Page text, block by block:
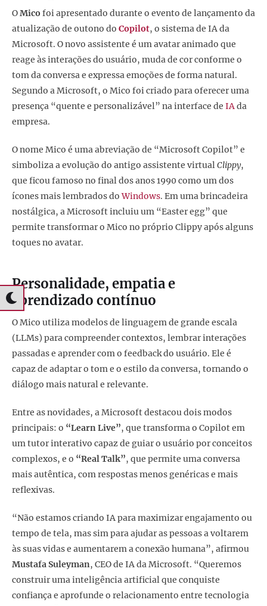
OMico foi apresentado durante o evento de lançamento da
atualização de outono do Copilot, o sistema de IA da
Microsoft. O novo assistente é um avatar animado que
reage às interações do usuário, muda de cor conforme o
tom da conversa e expressa emoções de forma natural.
Segundo a Microsoft, o Mico foi criado para oferecer uma
presença “quente e personalizável” na interface de IAda
empresa.
O nome Mico é uma abreviação de “Microsoft Copilot” e
simboliza a evolução do antigo assistente virtualClippy,
que ficou famoso no final dos anos 1990 como um dos
ícones mais lembrados doWindows. Em uma brincadeira
nostálgica, a Microsoft incluiu um “Easter egg” que
permite transformar o Mico no próprio Clippy após alguns
toques no avatar.
Personalidade, empatia e
aprendizado contínuo
O Mico utiliza modelos de linguagem de grande escala
(LLMs) para compreender contextos, lembrar interações
passadas e aprender com o feedback do usuário. Ele é
capaz de adaptar o tom e o estilo da conversa, tornando o
diálogo mais natural e relevante.
Entre as novidades, a Microsoft destacou dois modos
principais: o “Learn Live”, que transforma o Copilot em
um tutor interativo capaz de guiar o usuário por conceitos
complexos, e o “Real Talk”, que permite uma conversa
mais autêntica, com respostas menos genéricas e mais
reflexivas.
“Não estamos criando IA para maximizar engajamento ou
tempo de tela, mas sim para ajudar as pessoas a voltarem
às suas vidas e aumentarem a conexão humana”, afirmou
Mustafa Suleyman, CEO de IA da Microsoft. “Queremos
construir uma inteligência artificial que conquiste
confiança e aprofunde o relacionamento entre tecnologia